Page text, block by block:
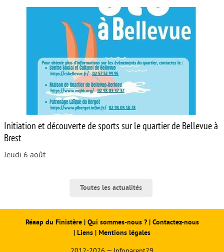
Initiation et découverte de sports sur le quartier de Bellevue à
Brest
Jeudi 6 août
Toutes les actualités
Réaap du Finistère| Qui sommes-nous ? | Contactez-nous
| Liens | Mentions légales